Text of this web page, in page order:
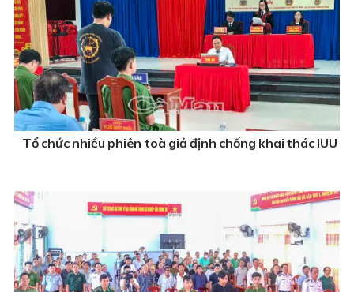
Tổ chức nhiều phiên toà giả định chống khai thác IUU